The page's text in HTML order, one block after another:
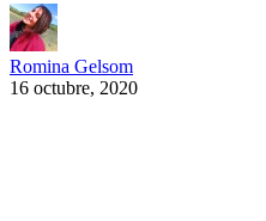
Romina Gelsom
16 octubre, 2020